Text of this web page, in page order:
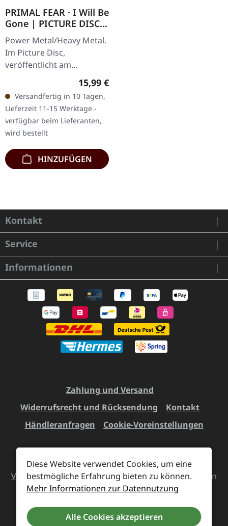
PRIMAL FEAR · I Will Be
Gone | PICTURE DISC
LP
Power Metal/Heavy Metal.
Im Picture Disc,
veröffentlicht am
27.05.2022, auf Reigning
Phoenix Music. 12" Picture
Disc Vinyl. Primal Fear
liefern mit…
Regulärer Preis:
15,99 €
Versandfertig in 10 Tagen,
Lieferzeit 11-15 Werktage -
verfügbar beim Lieferanten,
wird bestellt
HINZUFÜGEN
Kontakt
Service
Informationen
Zahlung und Versand
Widerrufsrecht und Rücksendung
Kontakt
Händleranfragen
Cookie-Voreinstellungen
Alle Preise inkl. gesetzl. Mehrwertsteuer zzgl.
Versandkostenund ggf. Nachnahmegebühren, wenn
nicht anders angegeben.
Vertrag widerrufen
Diese Website verwendet Cookies, um eine
bestmögliche Erfahrung bieten zu können.
Mehr Informationen zur Datennutzung
Alle Cookies akzeptieren